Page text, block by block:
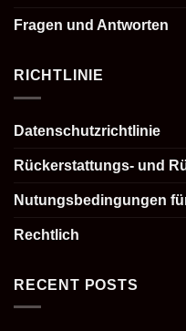
Fragen und Antworten
RICHTLINIE
Datenschutzrichtlinie
Rückerstattungs- und
Nutungsbedingungen
Rechtlich
RECENT POSTS